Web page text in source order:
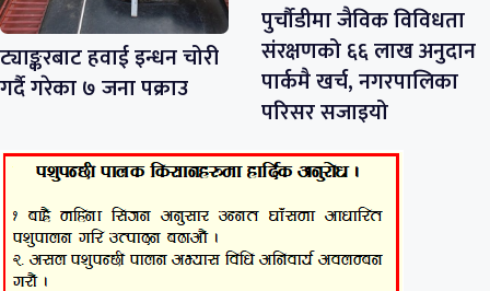
ट्याङ्करबाट हवाई इन्धन चोरी
गर्दै गरेका ७ जना पक्राउ
पुर्चौडीमा जैविक विविधता
संरक्षणको ६६ लाख अनुदान
पार्कमै खर्च, नगरपालिका
परिसर सजाइयो